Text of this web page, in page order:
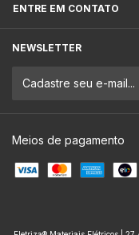
ENTRE EM CONTATO
NEWSLETTER
Meios de pagamento